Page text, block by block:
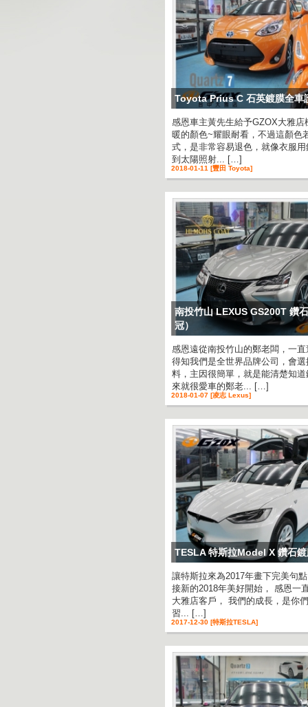
Toyota Prius C 石英鍍膜全車
感恩車主黃先生給予GZOX大雅
暖的顏色~耀眼耐看，不過這顏色
式，是非常容易退色，就像衣服
到太陽照射... […]
2018-01-11 [豐田 Toyota]
南投竹山 LEXUS GS200T 鑽
冠）
感恩遠從南投竹山的鄭老闆，一
得知我們是全世界品牌公司，會
料，主因很簡單，就是能清楚知
來就很愛車的鄭老... […]
2018-01-07 [凌志 Lexus]
TESLA 特斯拉Model X 鑽石
讓特斯拉來為2017年畫下完美句
接新的2018年美好開始， 感恩一
大雅店客戶， 我們的成長，是你
習... […]
2017-12-30 [特斯拉TESLA]